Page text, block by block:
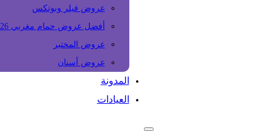
عروض فيلر وبوتكس
أفضل عروض حمام مغربي 2026
عروض المختبر
عروض أسنان
المدونة
العيادات